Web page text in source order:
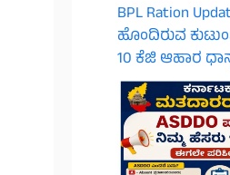
BPL Ration
ಹೊಂದಿರುವ
10 ಕೆಜಿ ಆಹಾರ